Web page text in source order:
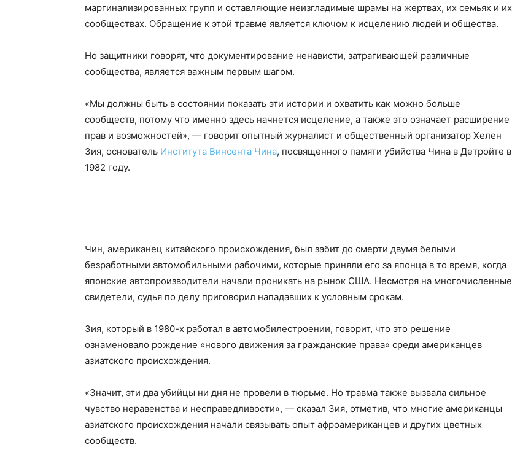
маргинализированных групп и оставляющие неизгладимые шрамы на жертвах, их семьях и их
сообществах. Обращение к этой травме является ключом к исцелению людей и общества.
Но защитники говорят, что документирование ненависти, затрагивающей различные
сообщества, является важным первым шагом.
«Мы должны быть в состоянии показать эти истории и охватить как можно больше
сообществ, потому что именно здесь начнется исцеление, а также это означает расширение
прав и возможностей», — говорит опытный журналист и общественный организатор Хелен
Зия, основатель Института Винсента Чина, посвященного памяти убийства Чина в Детройте в
1982 году.
Чин, американец китайского происхождения, был забит до смерти двумя белыми
безработными автомобильными рабочими, которые приняли его за японца в то время, когда
японские автопроизводители начали проникать на рынок США. Несмотря на многочисленные
свидетели, судья по делу приговорил нападавших к условным срокам.
Зия, который в 1980-х работал в автомобилестроении, говорит, что это решение
ознаменовало рождение «нового движения за гражданские права» среди американцев
азиатского происхождения.
«Значит, эти два убийцы ни дня не провели в тюрьме. Но травма также вызвала сильное
чувство неравенства и несправедливости», — сказал Зия, отметив, что многие американцы
азиатского происхождения начали связывать опыт афроамериканцев и других цветных
сообществ.